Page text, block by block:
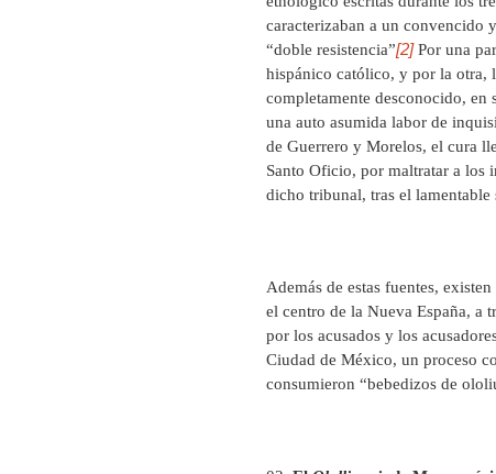
caracterizaban a un convencido
“doble resistencia”[2]Por una
hispánico católico, y por la otra,
completamente desconocido, en
una auto asumida labor de
de Guerrero y Morelos, el cura
Santo Oficio, por maltratar a los
dicho tribunal, tras el lamentable
Además de estas fuentes,
el centro de la Nueva España, a
por los acusados y los
Ciudad de México, un proceso
consumieron “bebedizos de